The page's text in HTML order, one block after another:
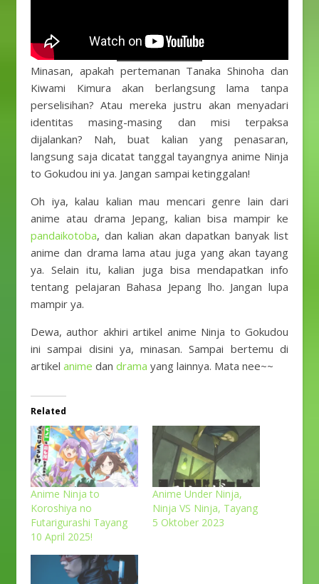
Minasan, apakah pertemanan Tanaka Shinoha dan
Kiwami Kimura akan berlangsung lama tanpa
perselisihan? Atau mereka justru akan menyadari
identitas masing-masing dan misi terpaksa
dijalankan? Nah, buat kalian yang penasaran,
langsung saja dicatat tanggal tayangnya anime Ninja
to Gokudou ini ya. Jangan sampai ketinggalan!
Oh iya, kalau kalian mau mencari genre lain dari
anime atau drama Jepang, kalian bisa mampir ke
pandaikotoba, dan kalian akan dapatkan banyak list
anime dan drama lama atau juga yang akan tayang
ya. Selain itu, kalian juga bisa mendapatkan info
tentang pelajaran Bahasa Jepang lho. Jangan lupa
mampir ya.
Dewa, author akhiri artikel anime Ninja to Gokudou
ini sampai disini ya, minasan. Sampai bertemu di
artikel anime dan drama yang lainnya. Mata nee~~
Related
Anime Ninja to
Koroshiya no
Futarigurashi Tayang
10 April 2025!
Anime Under Ninja,
Ninja VS Ninja, Tayang
5 Oktober 2023